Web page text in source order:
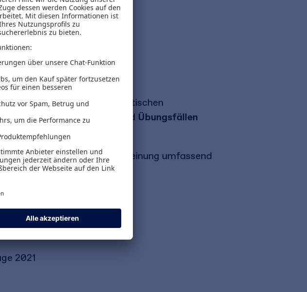
Grundlagen und systematischen
praxisnahen Beispielen und Übungsfällen
Prüfungen.
und Verwaltungsmeinung umfassend
2021